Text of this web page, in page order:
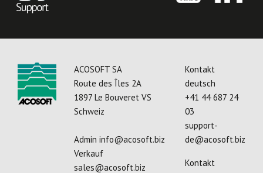
ACOSOFT SA
Route des Îles 2A
1897 Le Bouveret VS
Schweiz
Admin info@acosoft.biz
Verkauf
sales@acosoft.biz
Kontakt
deutsch
+41 44 687 24
03
support-
de@acosoft.biz
Kontakt